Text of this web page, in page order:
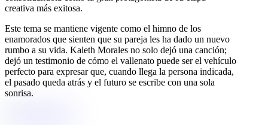
creativa más exitosa.
Este tema se mantiene vigente como el himno de los
enamorados que sienten que su pareja les ha dado un nuevo
rumbo a su vida. Kaleth Morales no solo dejó una canción;
dejó un testimonio de cómo el vallenato puede ser el vehículo
perfecto para expresar que, cuando llega la persona indicada,
el pasado queda atrás y el futuro se escribe con una sola
sonrisa.